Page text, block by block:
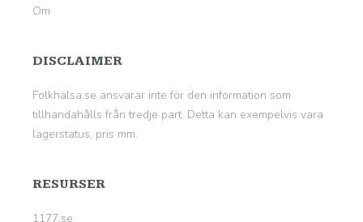
Om
DISCLAIMER
Folkhälsa.se ansvarar inte för den information som
tillhandahålls från tredje part. Detta kan exempelvis vara
lagerstatus, pris mm.
RESURSER
1177.se